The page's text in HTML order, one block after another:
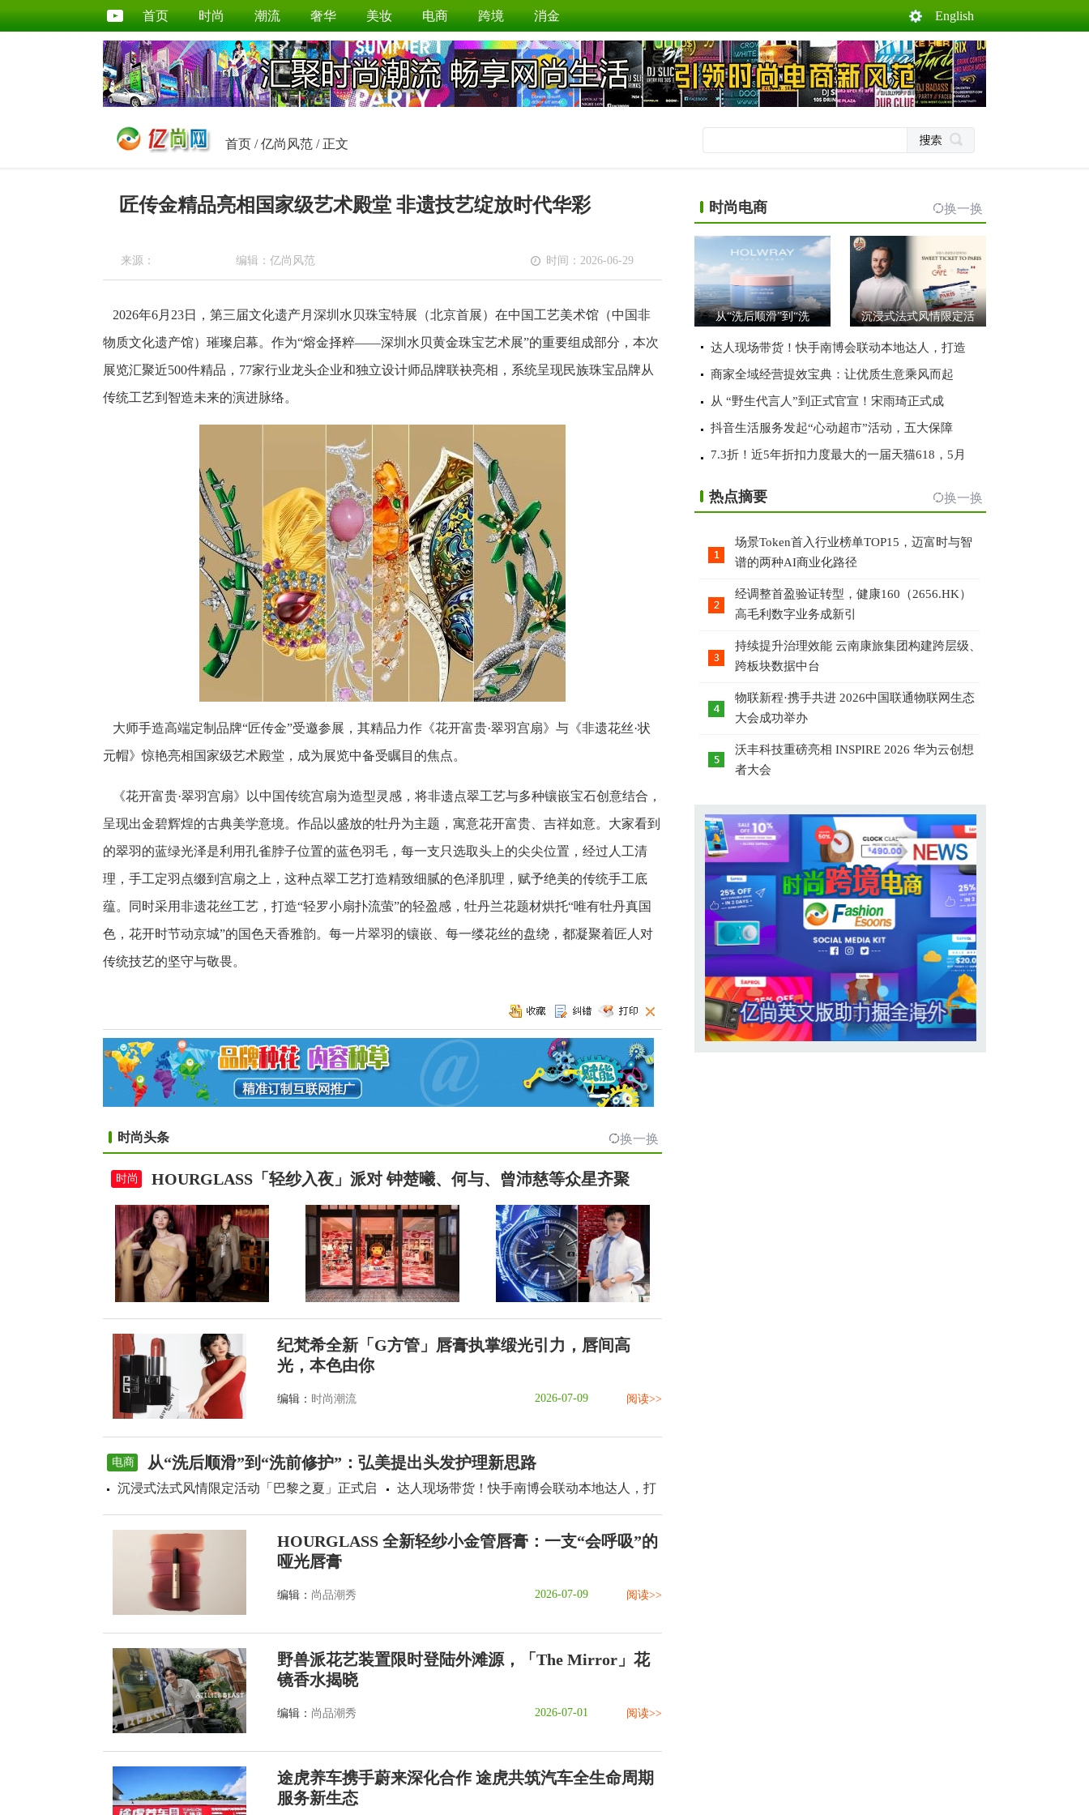
首页 时尚 潮流 奢华 美妆 电商 跨境 消金 English
首页 /亿尚风范 / 正文
匠传金精品亮相国家级艺术殿堂 非遗技艺绽放时代华彩
来源： 编辑：亿尚风范 时间：2026-06-29
2026年6月23日，第三届文化遗产月深圳水贝珠宝特展（北京首展）在中国工艺美术馆（中国非
物质文化遗产馆）璀璨启幕。作为“熔金择粹——深圳水贝黄金珠宝艺术展”的重要组成部分，本次
展览汇聚近500件精品，77家行业龙头企业和独立设计师品牌联袂亮相，系统呈现民族珠宝品牌从
传统工艺到智造未来的演进脉络。
大师手造高端定制品牌“匠传金”受邀参展，其精品力作《花开富贵·翠羽宫扇》与《非遗花丝·状
元帽》惊艳亮相国家级艺术殿堂，成为展览中备受瞩目的焦点。
《花开富贵·翠羽宫扇》以中国传统宫扇为造型灵感，将非遗点翠工艺与多种镶嵌宝石创意结合，
呈现出金碧辉煌的古典美学意境。作品以盛放的牡丹为主题，寓意花开富贵、吉祥如意。大家看到
的翠羽的蓝绿光泽是利用孔雀脖子位置的蓝色羽毛，每一支只选取头上的尖尖位置，经过人工清
理，手工定羽点缀到宫扇之上，这种点翠工艺打造精致细腻的色泽肌理，赋予绝美的传统手工底
蕴。同时采用非遗花丝工艺，打造“轻罗小扇扑流萤”的轻盈感，牡丹兰花题材烘托“唯有牡丹真国
色，花开时节动京城”的国色天香雅韵。每一片翠羽的镶嵌、每一缕花丝的盘绕，都凝聚着匠人对
传统技艺的坚守与敬畏。
时尚头条 换一换
时尚 HOURGLASS「轻纱入夜」派对 钟楚曦、何与、曾沛慈等众星齐聚
纪梵希全新「G方管」唇膏执掌缎光引力，唇间高
光，本色由你
编辑： 时尚潮流 2026-07-09 阅读>>
电商 从“洗后顺滑”到“洗前修护”：弘美提出头发护理新思路
沉浸式法式风情限定活动「巴黎之夏」正式启 达人现场带货！快手南博会联动本地达人，打
HOURGLASS 全新轻纱小金管唇膏：一支“会呼吸”的
哑光唇膏
编辑： 尚品潮秀 2026-07-09 阅读>>
野兽派花艺装置限时登陆外滩源，「The Mirror」花
镜香水揭晓
编辑： 尚品潮秀 2026-07-01 阅读>>
途虎养车携手蔚来深化合作 途虎共筑汽车全生命周期
服务新生态
时尚电商 换一换
从“洗后顺滑”到“洗 沉浸式法式风情限定活
达人现场带货！快手南博会联动本地达人，打造
商家全域经营提效宝典：让优质生意乘风而起
从 “野生代言人”到正式官宣！宋雨琦正式成
抖音生活服务发起“心动超市”活动，五大保障
7.3折！近5年折扣力度最大的一届天猫618，5月
热点摘要 换一换
场景Token首入行业榜单TOP15，迈富时与智
谱的两种AI商业化路径
经调整首盈验证转型，健康160（2656.HK）
高毛利数字业务成新引
持续提升治理效能 云南康旅集团构建跨层级、
跨板块数据中台
物联新程·携手共进 2026中国联通物联网生态
大会成功举办
沃丰科技重磅亮相 INSPIRE 2026 华为云创想
者大会